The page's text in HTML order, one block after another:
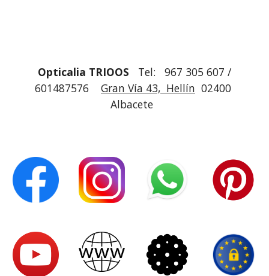
Opticalia TRIOOS Tel: 967 305 607 /
601487576 Gran Vía 43, Hellín 02400
Albacete